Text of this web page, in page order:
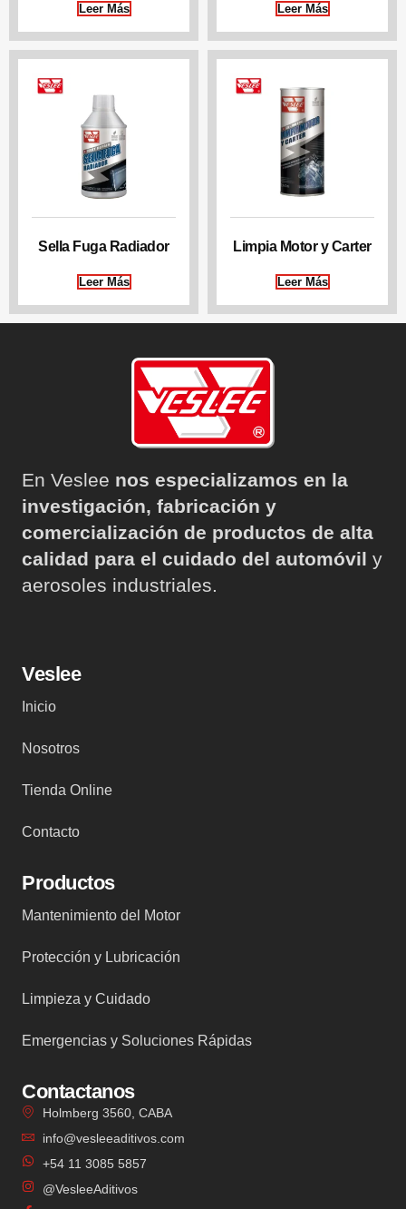
Leer Más Leer Más
Sella Fuga Radiador
Leer Más
Limpia Motor y Carter
Leer Más
En Veslee nos especializamos en la
investigación, fabricación y
comercialización de productos de alta
calidad para el cuidado del automóvil y
aerosoles industriales.
Veslee
Inicio
Nosotros
Tienda Online
Contacto
Productos
Mantenimiento del Motor
Protección y Lubricación
Limpieza y Cuidado
Emergencias y Soluciones Rápidas
Contactanos
Holmberg 3560, CABA
info@vesleeaditivos.com
+54 11 3085 5857
@VesleeAditivos